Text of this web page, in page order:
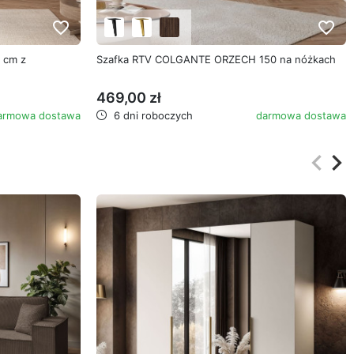
favorite_border
cm z
dostawa
favorite_border
Szafka RTV COLGANTE ORZECH 150 na nóżkach
469,00 zł
6 dni roboczych darmowa dostawa
keyboard_arrow_left
keyboard_arrow_right